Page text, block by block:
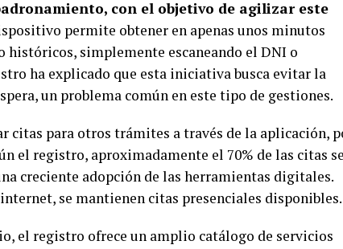
con el objetivo de agilizar este
permite obtener en apenas unos minutos
simplemente escaneando el DNI o
ha explicado que esta iniciativa busca evitar la
un problema común en este tipo de gestiones.
citas para otros trámites a través de la aplicación,
el registro, aproximadamente el 70% de las citas se
creciente adopción de las herramientas digitales.
se mantienen citas presenciales disponibles.
el registro ofrece un amplio catálogo de servicios